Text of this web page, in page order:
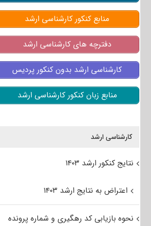
منابع کنکور کارشناسی ارشد
دفترچه های کارشناسی ارشد
کارشناسی ارشد بدون کنکور پردیس
منابع زبان کنکور کارشناسی ارشد
کارشناسی ارشد
نتایج کنکور ارشد ۱۴۰۳
اعتراض به نتایج ارشد ۱۴۰۳
نحوه بازیابی کد رهگیری و شماره پرونده